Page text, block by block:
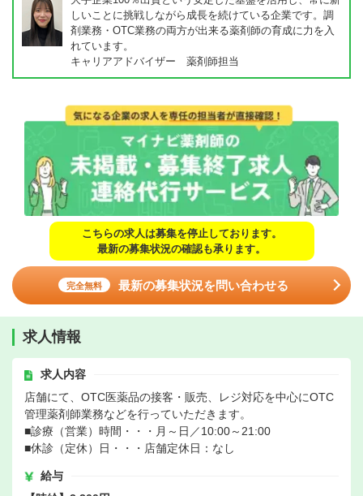
しいことに挑戦しながら成長を続けている企業です。調
剤業務・OTC業務の両方が出来る薬剤師の育成に力を入
れています。
キャリアアドバイザー 薬剤師担当
こちらの求人は募集を停止しております。
最新の募集状況の確認も承ります。
完全無料 最新の募集状況を問い合わせる
求人情報
求人内容
店舗にて、OTC医薬品の接客・販売、レジ対応を中心にOTC
管理薬剤師業務などを行っていただきます。
■診療（営業）時間・・・月～日／10:00～21:00
■休診（定休）日・・・店舗定休日：なし
給与